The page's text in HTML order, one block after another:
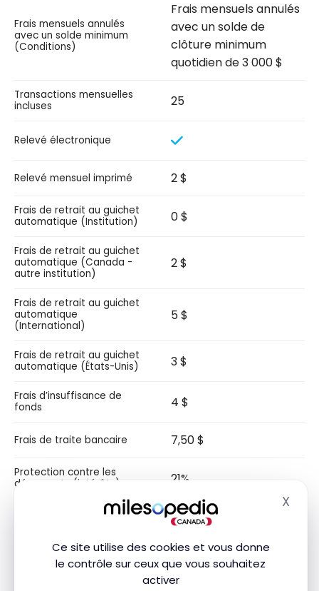
Ce site utilise des cookies et vous donne
le contrôle sur ceux que vous souhaitez
activer
X
Frais mensuels annulés
avec un solde minimum
(Conditions)
Frais mensuels annulés
avec un solde de
clôture minimum
quotidien de 3 000 $
Transactions mensuelles
incluses
25
Relevé électronique
Relevé mensuel imprimé 2 $
Frais de retrait au guichet
automatique (Institution)
0 $
Frais de retrait au guichet
automatique (Canada -
autre institution)
2 $
Frais de retrait au guichet
automatique
(International)
5 $
Frais de retrait au guichet
automatique (États-Unis)
3 $
Frais d’insuffisance de
fonds
4 $
Frais de traite bancaire 7,50 $
Protection contre les
découverts (intérêts)
21%
Virements électroniques